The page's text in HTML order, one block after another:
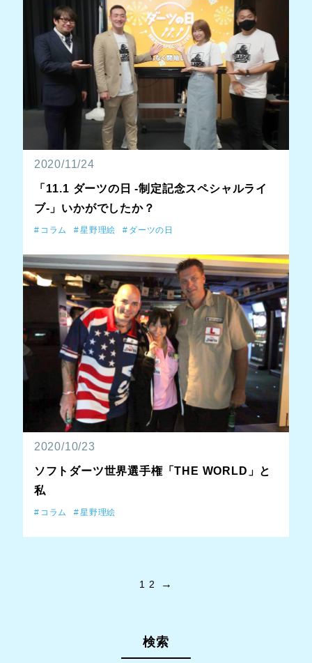
2020/11/24
「11.1 ダーツの日 -制定記念スペシャルライ
ブ-」いかがでしたか？
コラム 星野理絵 ダーツの日
2020/10/23
ソフトダーツ世界選手権「THE WORLD」と
私
コラム 星野理絵
1 2 →
検索